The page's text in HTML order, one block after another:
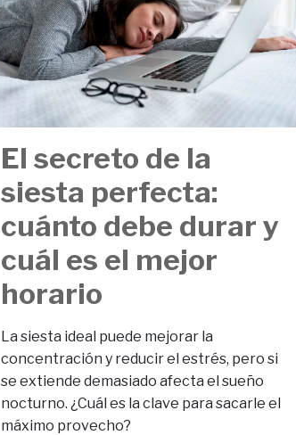
El secreto de la
siesta perfecta:
cuánto debe durar y
cuál es el mejor
horario
La siesta ideal puede mejorar la
concentración y reducir el estrés, pero si
se extiende demasiado afecta el sueño
nocturno. ¿Cuál es la clave para sacarle el
máximo provecho?